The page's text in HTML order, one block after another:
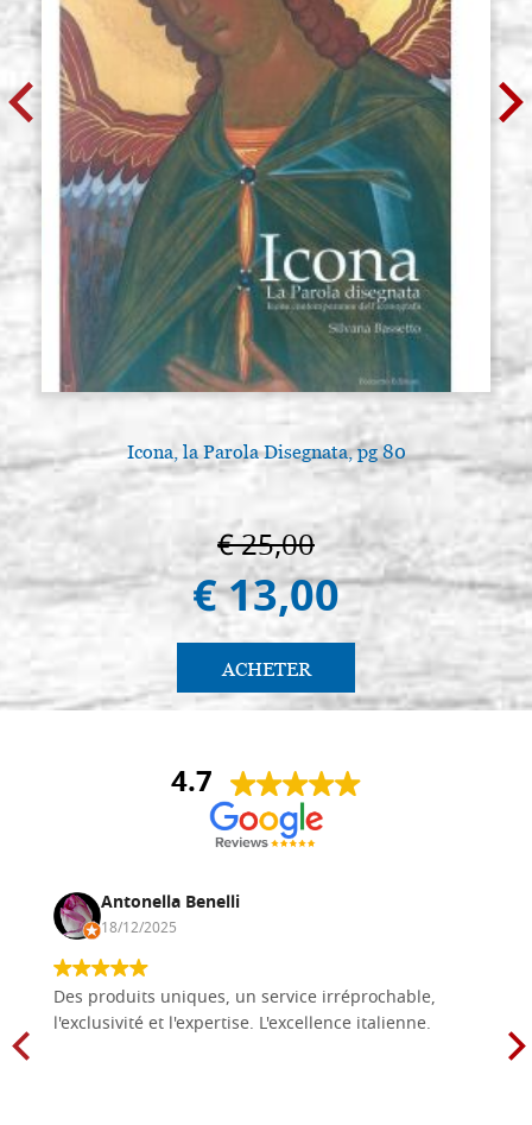
Icona, la Parola Disegnata, pg 80
€ 25,00
€ 13,00
ACHETER
4.7
Antonella Benelli
18/12/2025
Des produits uniques, un service irréprochable,
l'exclusivité et l'expertise. L'excellence italienne.